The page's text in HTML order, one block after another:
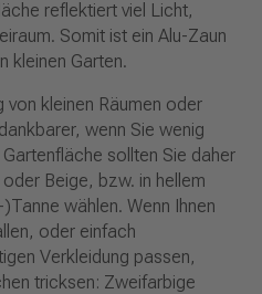
reflektiert viel Licht,
Somit ist ein Alu-Zaun
kleinen Garten.
von kleinen Räumen oder
wenn Sie wenig
sollten Sie daher
Beige, bzw. in hellem
wählen. Wenn Ihnen
oder einfach
Verkleidung passen,
tricksen: Zweifarbige